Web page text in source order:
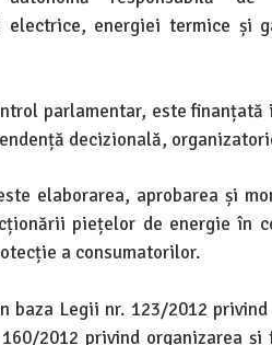
electrice, energiei termice și
parlamentar, este
decizională,
elaborarea, aprobarea și
piețelor de energie în
a consumatorilor.
baza Legii nr. 123/2012
2012 privind organizarea și